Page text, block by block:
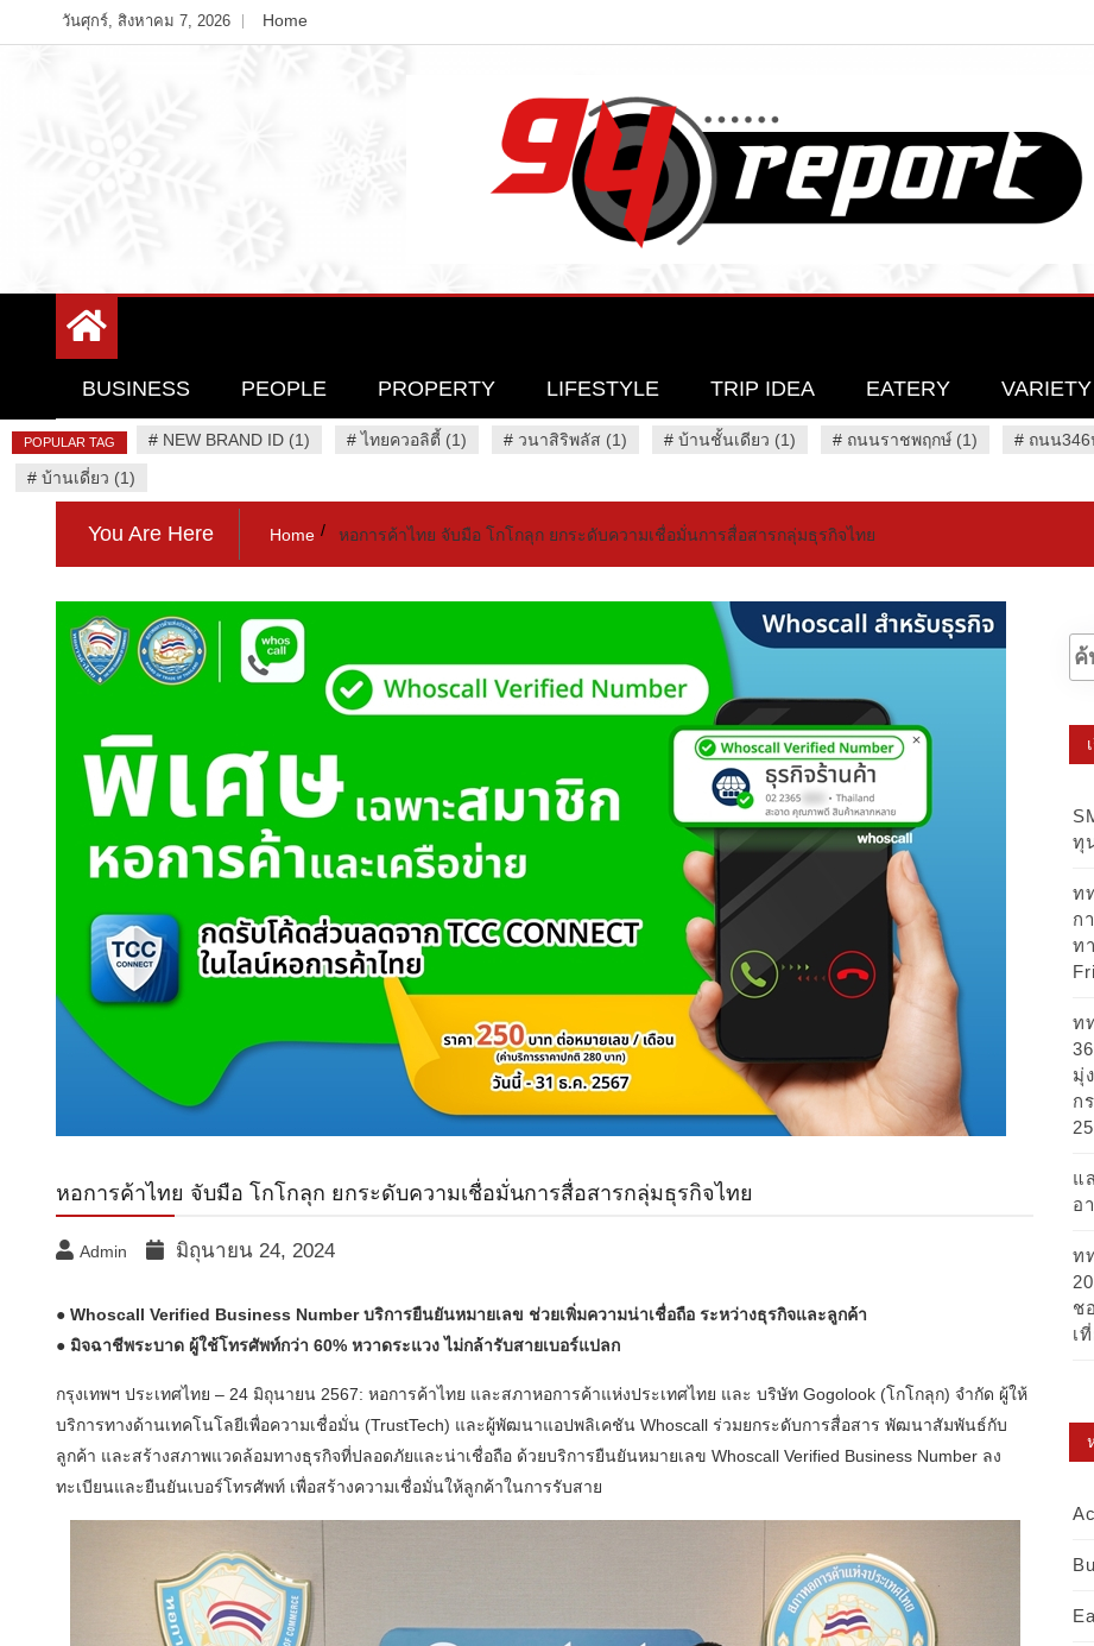
to
วันศุกร์, สิงหาคม 7, 2026 Home
94 Report.com
BUSINESS PEOPLE PROPERTY LIFESTYLE TRIP IDEA EATERY VARIETY
POPULAR TAG # NEW BRAND ID (1) #ไทยควอลิตี้ (1) # วนาสิริพลัส (1) # บ้านชั้นเดียว (1) # ถนนราชพฤกษ์ (1) # ถนน
# บ้านเดี่ยว (1)
You Are Here Home หอการค้าไทย จับมือ โกโกลุก ยกระดับความเชื่อมั่นการสื่อสารกลุ่มธุรกิจไทย
หอการค้าไทย จับมือ โกโกลุก ยกระดับความเชื่อมั่นการสื่อสารกลุ่มธุรกิจไทย
Admin มิถุนายน 24, 2024
● Whoscall Verified Business Number บริการยืนยันหมายเลข ช่วยเพิ่มความน่าเชื่อถือ ระหว่างธุรกิจและลูกค้า
● มิจฉาชีพระบาด ผู้ใช้โทรศัพท์กว่า 60% หวาดระแวง ไม่กล้ารับสายเบอร์แปลก
กรุงเทพฯ ประเทศไทย – 24 มิถุนายน 2567: หอการค้าไทย และสภาหอการค้าแห่งประเทศไทย และ บริษัท Gogolook (โกโกลุก) จำกัด ผู้ให้
บริการทางด้านเทคโนโลยีเพื่อความเชื่อมั่น (TrustTech) และผู้พัฒนาแอปพลิเคชัน Whoscall ร่วมยกระดับการสื่อสาร พัฒนาสัมพันธ์กับ
ลูกค้า และสร้างสภาพแวดล้อมทางธุรกิจที่ปลอดภัยและน่าเชื่อถือ ด้วยบริการยืนยันหมายเลข Whoscall Verified Business Number ลง
ทะเบียนและยืนยันเบอร์โทรศัพท์ เพื่อสร้างความเชื่อมั่นให้ลูกค้าในการรับสาย
ทุ
ท
ก
ท
ท
มุ่
ก
แ
อ
ท
ช
เ